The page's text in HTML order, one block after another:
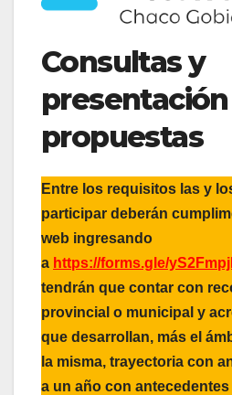
Consultas y
propuestas
Entre los requisitos las y
participar deberán
web ingresando
a https://forms.gle/
tendrán que contar con
provincial o municipal y
que desarrollan, más el
la misma, trayectoria con
a un año con